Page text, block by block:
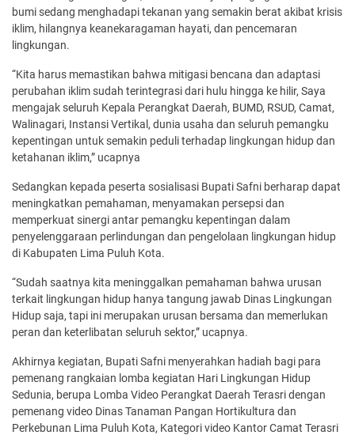
bumi sedang menghadapi tekanan yang semakin berat akibat krisis
iklim, hilangnya keanekaragaman hayati, dan pencemaran
lingkungan.
“Kita harus memastikan bahwa mitigasi bencana dan adaptasi
perubahan iklim sudah terintegrasi dari hulu hingga ke hilir, Saya
mengajak seluruh Kepala Perangkat Daerah, BUMD, RSUD, Camat,
Walinagari, Instansi Vertikal, dunia usaha dan seluruh pemangku
kepentingan untuk semakin peduli terhadap lingkungan hidup dan
ketahanan iklim,” ucapnya
Sedangkan kepada peserta sosialisasi Bupati Safni berharap dapat
meningkatkan pemahaman, menyamakan persepsi dan
memperkuat sinergi antar pemangku kepentingan dalam
penyelenggaraan perlindungan dan pengelolaan lingkungan hidup
di Kabupaten Lima Puluh Kota.
“Sudah saatnya kita meninggalkan pemahaman bahwa urusan
terkait lingkungan hidup hanya tangung jawab Dinas Lingkungan
Hidup saja, tapi ini merupakan urusan bersama dan memerlukan
peran dan keterlibatan seluruh sektor,” ucapnya.
Akhirnya kegiatan, Bupati Safni menyerahkan hadiah bagi para
pemenang rangkaian lomba kegiatan Hari Lingkungan Hidup
Sedunia, berupa Lomba Video Perangkat Daerah Terasri dengan
pemenang video Dinas Tanaman Pangan Hortikultura dan
Perkebunan Lima Puluh Kota, Kategori video Kantor Camat Terasri